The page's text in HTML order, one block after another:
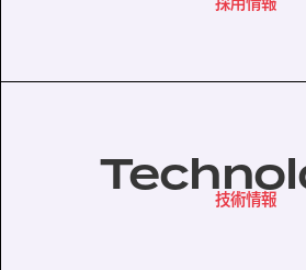
技術情報